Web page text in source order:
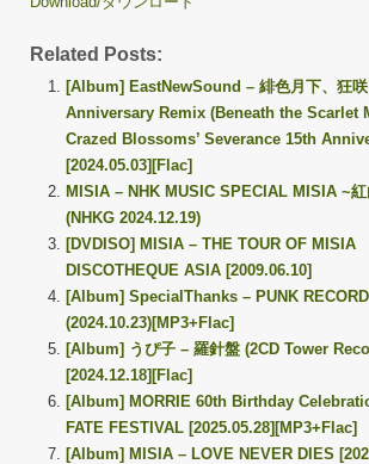
Related Posts:
[Album] EastNewSound – 緋色月下、狂
Anniversary Remix (Beneath the Scarlet
Crazed Blossoms’ Severance 15th
[2024.05.03][Flac]
MISIA – NHK MUSIC SPECIAL MISIA ~
(NHKG 2024.12.19)
[DVDISO] MISIA – THE TOUR OF MISIA
DISCOTHEQUE ASIA [2009.06.10]
[Album] SpecialThanks – PUNK
(2024.10.23)[MP3+Flac]
[Album] うぴ子 – 羅針盤 (2CD Tower
[2024.12.18][Flac]
[Album] MORRIE 60th Birthday
FATE FESTIVAL [2025.05.28][MP3+Flac]
[Album] MISIA – LOVE NEVER DIES